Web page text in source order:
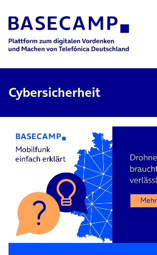
Main Navigation
Cybersicherheit